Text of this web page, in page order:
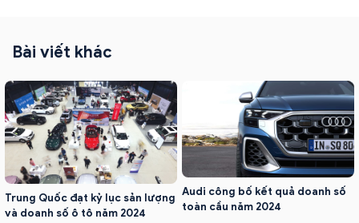
Bài viết khác
Trung Quốc đạt kỷ lục sản lượng
và doanh số ô tô năm 2024
Audi công bố kết quả doanh số
toàn cầu năm 2024